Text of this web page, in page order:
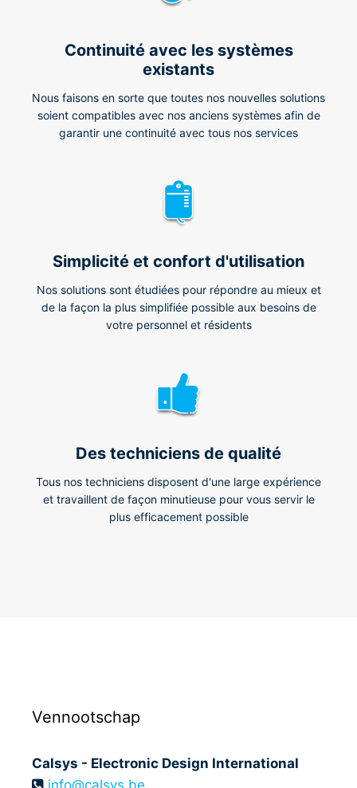
Continuité avec les systèmes
existants
Nous faisons en sorte que toutes nos nouvelles solutions
soient compatibles avec nos anciens systèmes afin de
garantir une continuité avec tous nos services
Simplicité et confort d'utilisation
Nos solutions sont étudiées pour répondre au mieux et
de la façon la plus simplifiée possible aux besoins de
votre personnel et résidents
Des techniciens de qualité
Tous nos techniciens disposent d'une large expérience
et travaillent de façon minutieuse pour vous servir le
plus efficacement possible
Vennootschap
Calsys - Electronic Design International